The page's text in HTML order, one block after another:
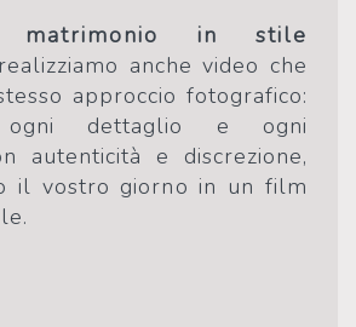
in stile
realizziamo anche video che
approccio fotografico:
ogni dettaglio e ogni
autenticità e discrezione,
il vostro giorno in un film